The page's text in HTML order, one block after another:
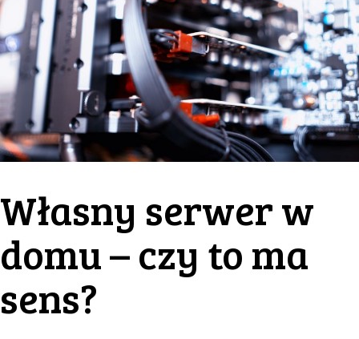
Własny serwer w
domu – czy to ma
sens?